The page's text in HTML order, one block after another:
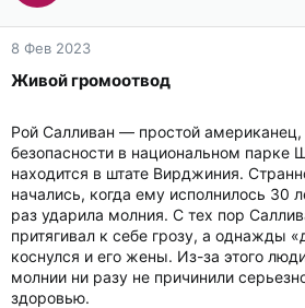
8 Фев 2023
Живой громоотвод​
Рой Салливан — простой
безопасности в национальном парке
находится в штате Вирджиния.
начались, когда ему исполнилось 30
раз ударила молния. С тех пор
притягивал к себе грозу, а однажды
коснулся и его жены. Из-за этого
молнии ни разу не причинили
здоровью.